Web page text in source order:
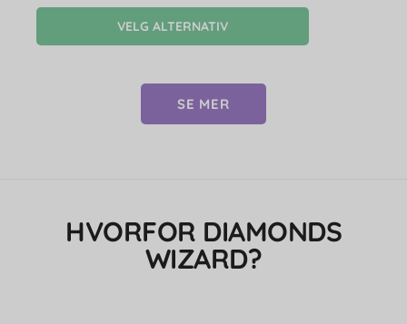
VELG ALTERNATIV
SE MER
HVORFOR DIAMONDS
WIZARD?